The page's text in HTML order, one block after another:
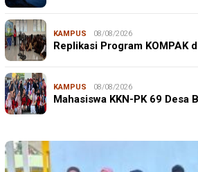
KAMPUS 08/08/2026
Replikasi Program KOMPAK
KAMPUS 08/08/2026
Mahasiswa KKN-PK 69 Desa